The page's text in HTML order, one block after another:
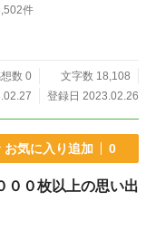
件
数 0
文字数 18,108
登録日 2023.02.26
お気に入り追加 0
００枚以上の思い出